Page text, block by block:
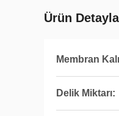
Ürün
Membran
Delik Miktarı: